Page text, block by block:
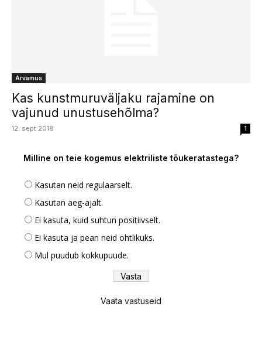
Arvamus
Kas kunstmuruväljaku rajamine on
vajunud unustusehõlma?
12. sept 2018 1
Milline on teie kogemus elektriliste tõukeratastega?
Kasutan neid regulaarselt.
Kasutan aeg-ajalt.
Ei kasuta, kuid suhtun positiivselt.
Ei kasuta ja pean neid ohtlikuks.
Mul puudub kokkupuude.
Vaata vastuseid